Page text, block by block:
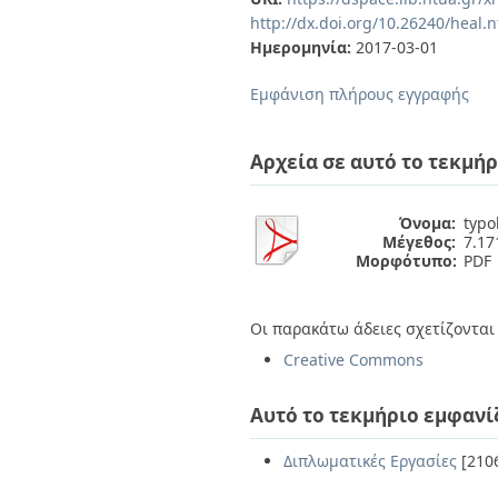
http://dx.doi.org/10.26240/
Ημερομηνία: 2017-03-01
Εμφάνιση πλήρους εγγραφής
Αρχεία σε αυτό το
Όνομα:
Μέγεθος:
Μορφότυπο: PDF
Οι παρακάτω άδειες
Creative Commons
Αυτό το τεκμήριο
Διπλωματικές Εργασίες